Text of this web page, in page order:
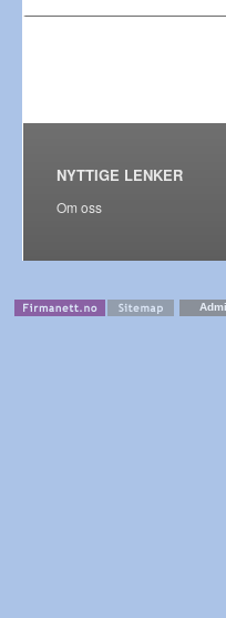
NYTTIGE LENKER
Om oss